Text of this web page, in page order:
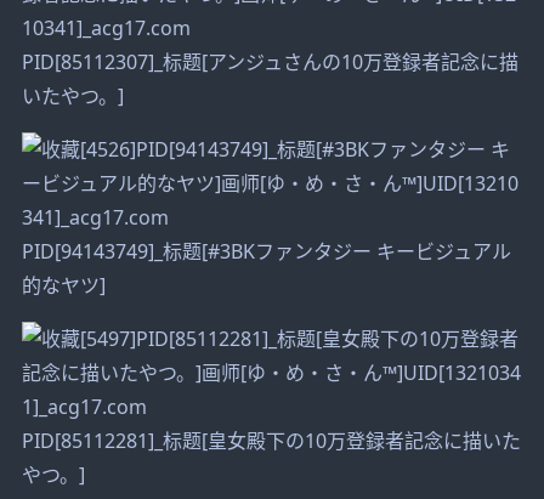
PID[85112307]_标题[アンジュさんの10万登録者記念に描
いたやつ。]
PID[94143749]_标题[#3BKファンタジー キービジュアル
的なヤツ]
PID[85112281]_标题[皇女殿下の10万登録者記念に描いた
やつ。]